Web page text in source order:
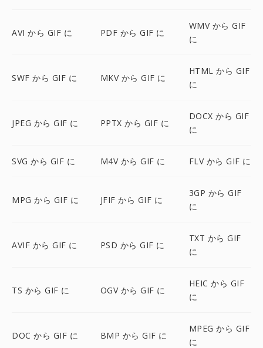
AVI から GIF に PDF から GIF に
WMV から GIF
に
SWF から GIF に MKV から GIF に
HTML から GIF
に
JPEG から GIF に PPTX から GIF に
DOCX から GIF
に
SVG から GIF に M4V から GIF に FLV から GIF に
MPG から GIF に JFIF から GIF に
3GP から GIF
に
AVIF から GIF に PSD から GIF に
TXT から GIF
に
TS から GIF に OGV から GIF に
HEIC から GIF
に
DOC から GIF に BMP から GIF に
MPEG から GIF
に